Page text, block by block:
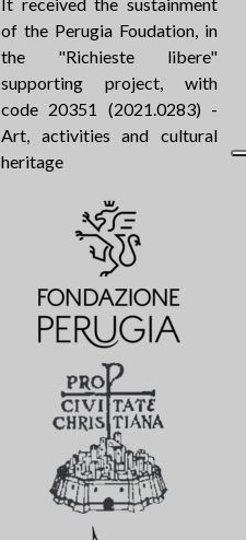
of the Perugia Foudation, in
the "Richieste libere"
supporting project, with
code 20351 (2021.0283) -
Art, activities and cultural
heritage